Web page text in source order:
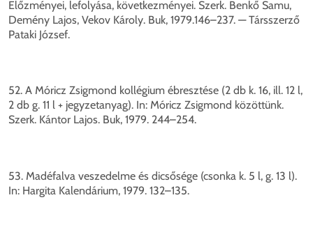
Előzményei, lefolyása, következményei. Szerk. Benkő Samu,
Demény Lajos, Vekov Károly. Buk, 1979.146–237. — Társszerző
Pataki József.
52. A Móricz Zsigmond kollégium ébresztése (2 db k. 16, ill. 12 l,
2 db g. 11 l + jegyzetanyag). In: Móricz Zsigmond közöttünk.
Szerk. Kántor Lajos. Buk, 1979. 244–254.
53. Madéfalva veszedelme és dicsősége (csonka k. 5 l, g. 13 l).
In: Hargita Kalendárium, 1979. 132–135.